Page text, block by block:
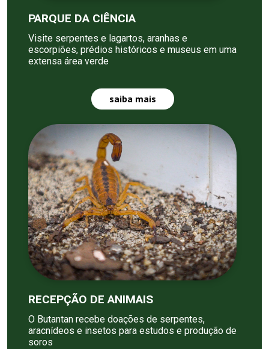
PARQUE DA CIÊNCIA
Visite serpentes e lagartos, aranhas e
escorpiões, prédios históricos e museus em uma
extensa área verde
saiba mais
RECEPÇÃO DE ANIMAIS
O Butantan recebe doações de serpentes,
aracnídeos e insetos para estudos e produção de
soros